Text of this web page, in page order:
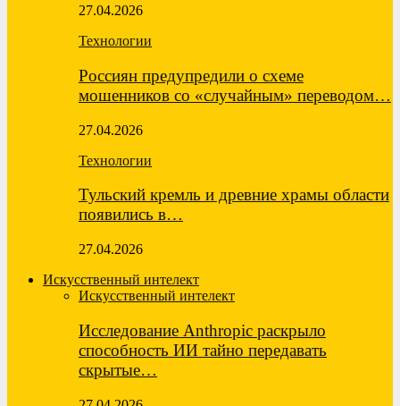
27.04.2026
Технологии
Россиян предупредили о схеме
мошенников со «случайным» переводом…
27.04.2026
Технологии
Тульский кремль и древние храмы области
появились в…
27.04.2026
Искусственный интелект
Искусственный интелект
Исследование Anthropic раскрыло
способность ИИ тайно передавать
скрытые…